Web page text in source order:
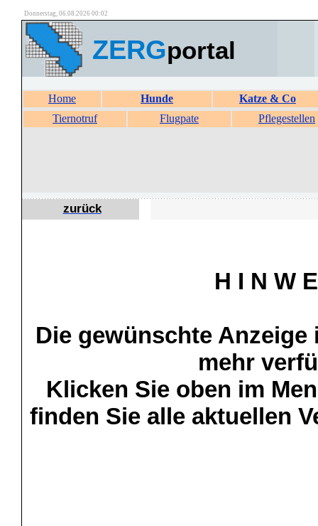
Donnerstag, 06.08.2026 00:02
ZERGportal
Home Hunde
Katze & Co
Tiernotruf
Flugpate Pflegestellen
zurück
H I N W
Die gewünschte
mehr
Klicken Sie oben im
finden Sie alle aktuellen